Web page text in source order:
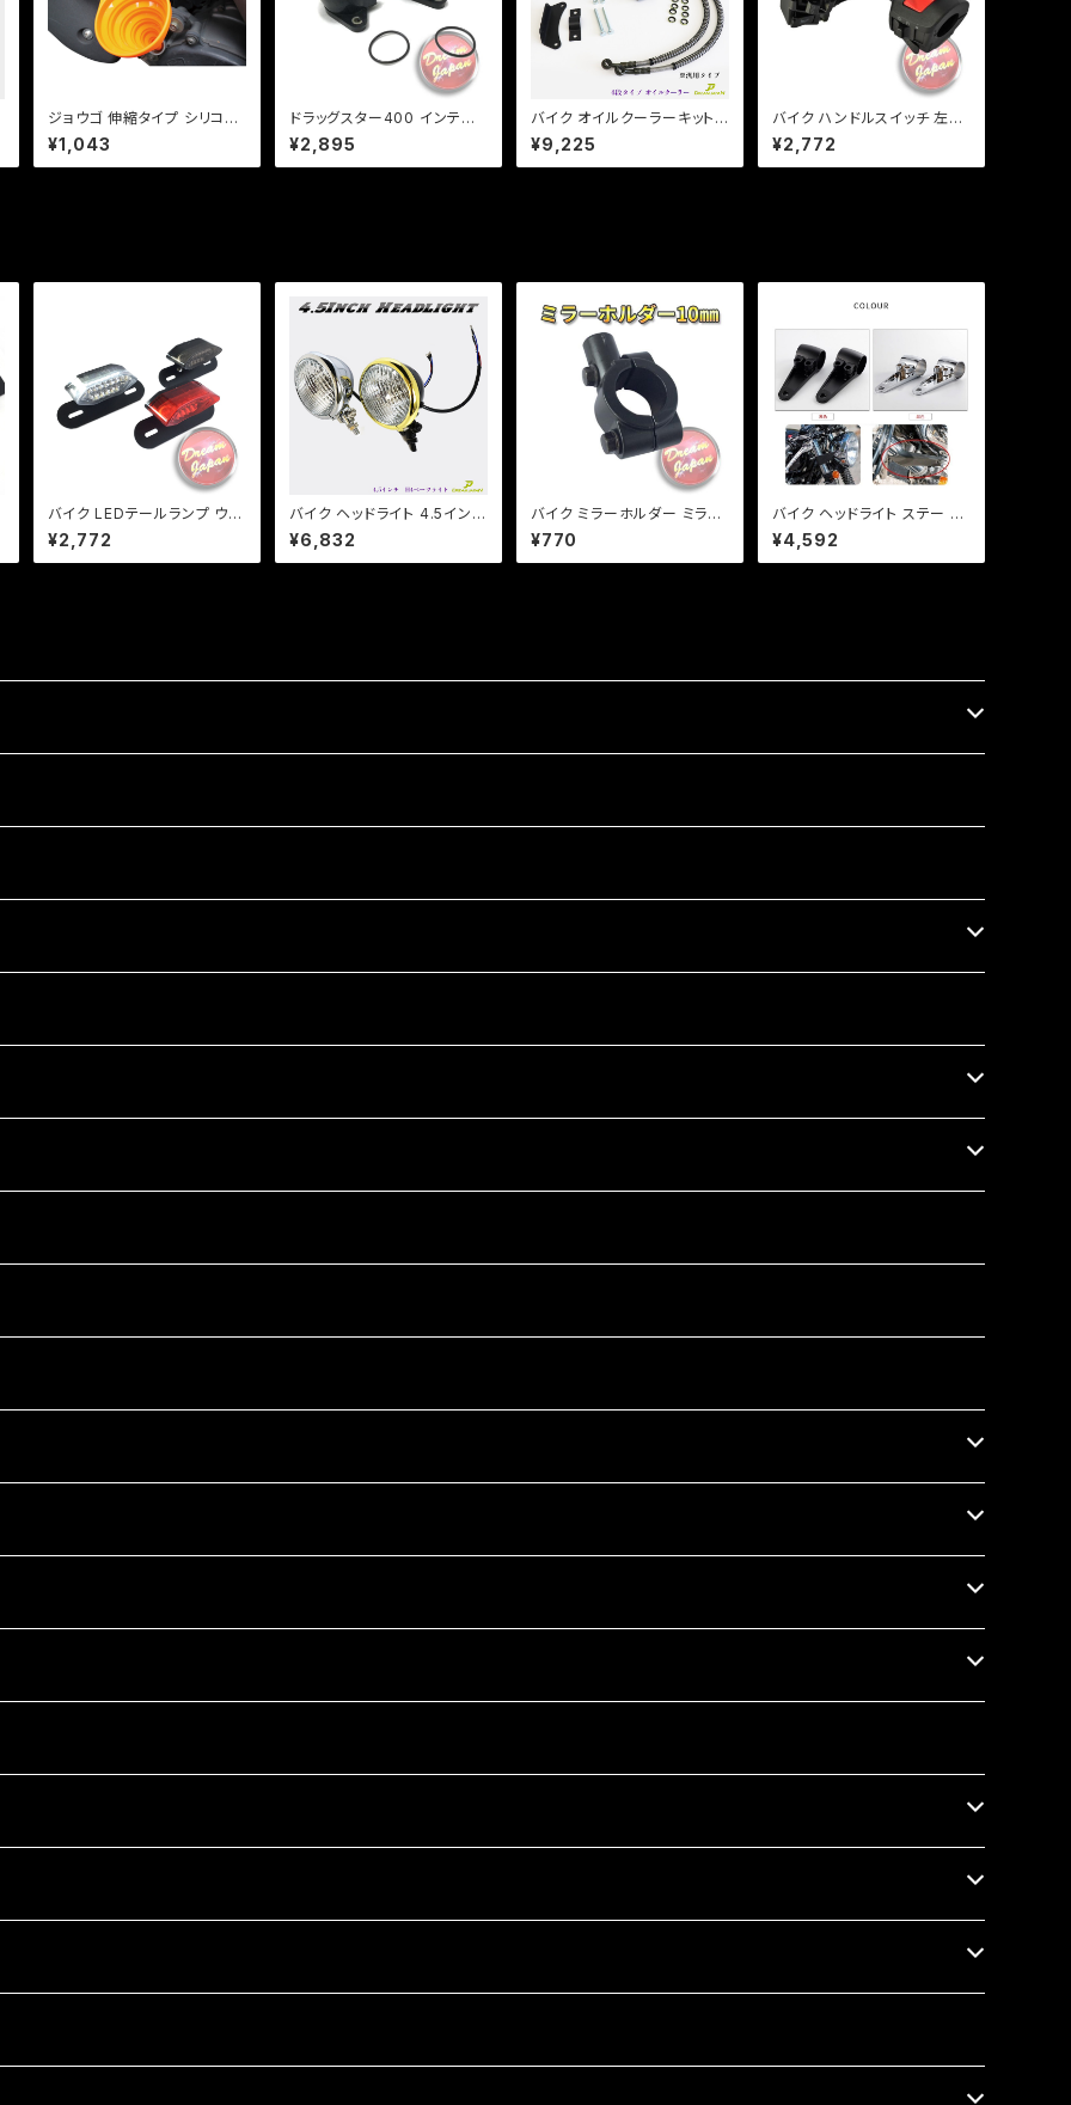
ジョウゴ 伸縮タイプ シリコン
製 車 ・ バイク オイル交換に
メンテナンス
¥1,043
ドラッグスター400 インテー
クマニホールド/インマニ/前後
セット/Ｏリング付き/DS4/DS
C4/XVS/4TR/社外品/新品
¥2,895
バイク オイルクーラーキット
4段タイプ オイルクーラー 新
品・激安 横型エンジン / モン
キー / ゴリラ / カブ / ダックス
¥9,225
バイク ハンドルスイッチ 左右
セット 汎用 社外 22mmハン
ドル/ホンダ/CB/ATV/バギー/
ビックスクーター/修理などに
¥2,772
バイク LEDテールランプ ウイ
ンカー 一体型テール【レンズ
色選択】 汎用 ルーカス CB X
J SR TW
¥2,772
バイク ヘッドライト 4.5インチ
ベーツライト H4バルブ カスタ
ムライト 【ブラック・シルバー】
/ アメリカン/ DS / スティード
¥6,832
バイク ミラーホルダー ミラー
クランプ マウント 10mm正ネ
ジ用/22.2mmハンドル/ブラッ
ク/エストレア/SR/ 【クリック
¥770
バイク ヘッドライト ステー フ
ォークサイズ 36, 39 パイ カ
ラー 付き 左右 セット カスタム
ネイキッド 【ブラック・シルバ
¥4,592